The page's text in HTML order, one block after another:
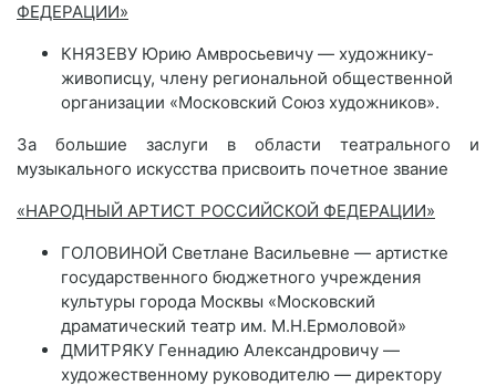
ФЕДЕРАЦИИ»
КНЯЗЕВУ Юрию Амвросьевичу — художнику-
живописцу, члену региональной общественной
организации «Московский Союз художников».
За большие заслуги в области театрального и
музыкального искусства присвоить почетное звание
«НАРОДНЫЙ АРТИСТ РОССИЙСКОЙ ФЕДЕРАЦИИ»
ГОЛОВИНОЙ Светлане Васильевне — артистке
государственного бюджетного учреждения
культуры города Москвы «Московский
драматический театр им. М.Н.Ермоловой»
ДМИТРЯКУ Геннадию Александровичу —
художественному руководителю — директору